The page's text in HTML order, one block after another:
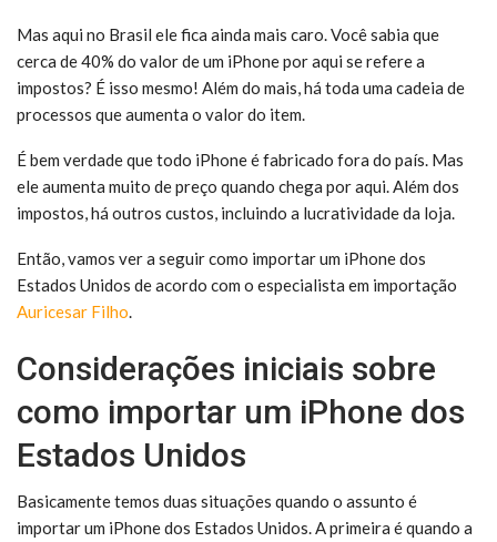
Mas aqui no Brasil ele fica ainda mais caro. Você sabia que
cerca de 40% do valor de um iPhone por aqui se refere a
impostos? É isso mesmo! Além do mais, há toda uma cadeia de
processos que aumenta o valor do item.
É bem verdade que todo iPhone é fabricado fora do país. Mas
ele aumenta muito de preço quando chega por aqui. Além dos
impostos, há outros custos, incluindo a lucratividade da loja.
Então, vamos ver a seguir como importar um iPhone dos
Estados Unidos de acordo com o especialista em importação
Auricesar Filho.
Considerações iniciais sobre
como importar um iPhone dos
Estados Unidos
Basicamente temos duas situações quando o assunto é
importar um iPhone dos Estados Unidos. A primeira é quando a